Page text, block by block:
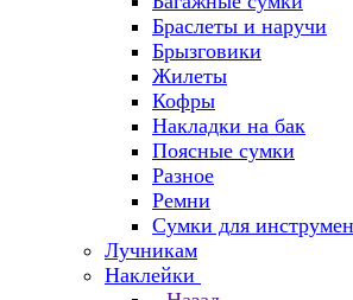
Браслеты и наручи
Брызговики
Жилеты
Кофры
Накладки на бак
Поясные сумки
Разное
Ремни
Сумки для
Лучникам
Наклейки